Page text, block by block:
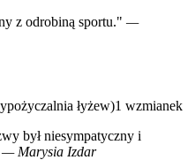
z odrobiną sportu." —
łyżew)1 wzmianek
był niesympatyczny i
— Marysia Izdar